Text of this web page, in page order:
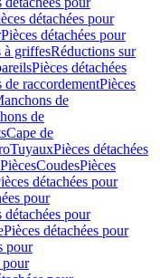
détachées pour
Pièces détachées pour
à griffesRéductions sur
Pièces détachées
de raccordementPièces
de
de
Cape de
TuyauxPièces détachées
CoudesPièces
détachées pour
pour
détachées pour
Pièces détachées pour
pour
pour